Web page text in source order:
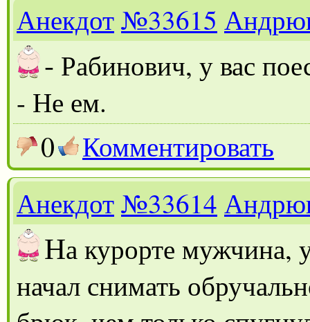
Анекдот№33615
- Рабинович, у вас
- Не ем.
0
Комментировать
Анекдот№33614
На курорте мужчина,
начал снимать